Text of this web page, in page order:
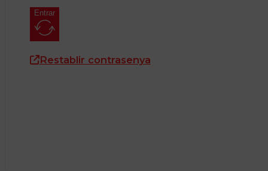
Entrar
Restablir contrasenya